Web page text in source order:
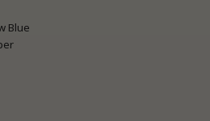
Blue